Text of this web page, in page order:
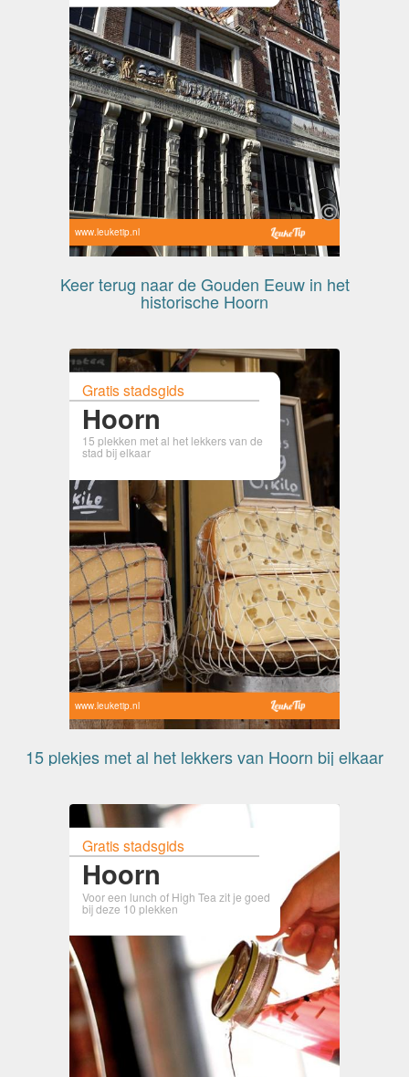
www.leuketip.nl
Keer terug naar de Gouden Eeuw in het
historische Hoorn
Gratis stadsgids
Hoorn
15 plekken met al het lekkers van de
stad bij elkaar
www.leuketip.nl
15 plekjes met al het lekkers van Hoorn bij elkaar
Gratis stadsgids
Hoorn
Voor een lunch of High Tea zit je goed
bij deze 10 plekken